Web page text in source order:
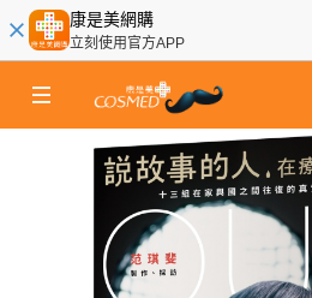
康是美網購
立刻使用官方APP